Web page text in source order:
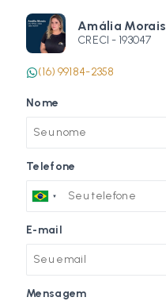
Amália Morais
CRECI - 193047
(16) 99184-2358
Nome
Telefone
E-mail
Mensagem